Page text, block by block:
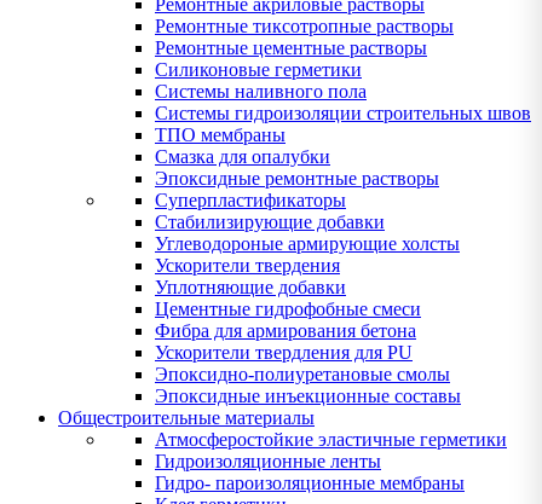
Ремонтные тиксотропные растворы
Ремонтные цементные растворы
Силиконовые герметики
Системы наливного пола
Системы гидроизоляции строительных швов
ТПО мембраны
Смазка для опалубки
Эпоксидные ремонтные растворы
Суперпластификаторы
Стабилизирующие добавки
Углеводороные армирующие холсты
Ускорители твердения
Уплотняющие добавки
Цементные гидрофобные смеси
Фибра для армирования бетона
Ускорители твердления для PU
Эпоксидно-полиуретановые смолы
Эпоксидные инъекционные составы
Общестроительные материалы
Атмосферостойкие эластичные герметики
Гидроизоляционные ленты
Гидро- пароизоляционные мембраны